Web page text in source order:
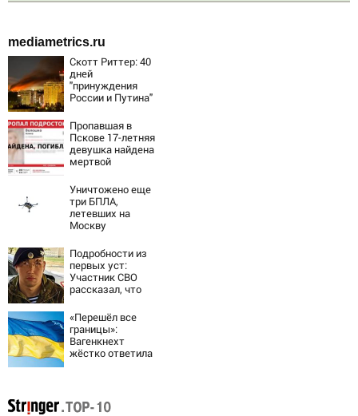
mediametrics.ru
Скотт Риттер: 40
дней
"принуждения
России и Путина"
крах режима
Зеленского
Пропавшая в
Пскове 17-летняя
девушка найдена
мертвой
Уничтожено еще
три БПЛА,
летевших на
Москву
Подробности из
первых уст:
Участник СВО
рассказал, что
схватке с
медведем
«Перешёл все
границы»:
Вагенкнехт
жёстко ответила